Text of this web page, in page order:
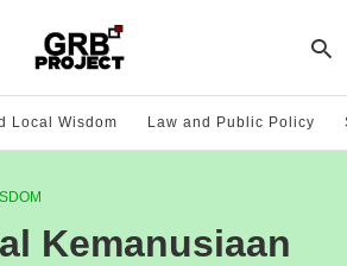
Local Wisdom Law and Public Policy
Kemanusiaan